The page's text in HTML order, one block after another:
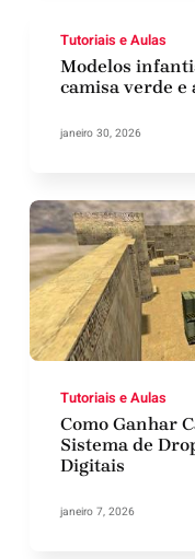
Tutoriais e Aulas
Modelos
camisa verde e
janeiro 30, 2026
Tutoriais e Aulas
Como Ganhar
Sistema de
Digitais
janeiro 7, 2026